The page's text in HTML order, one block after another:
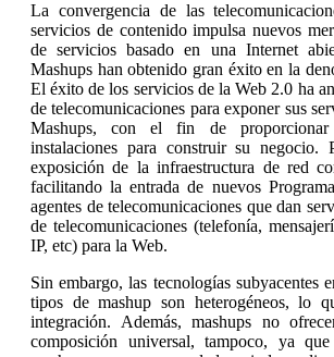
La convergencia de las
servicios de contenido impulsa nuevos
de servicios basado en una Internet
Mashups han obtenido gran éxito en la
El éxito de los servicios de la Web 2.0 ha
de telecomunicaciones para exponer sus
Mashups, con el fin de
instalaciones para construir su negocio.
exposición de la infraestructura de red
facilitando la entrada de nuevos
agentes de telecomunicaciones que dan
de telecomunicaciones (telefonía,
IP, etc) para la Web.
Sin embargo, las tecnologías subyacentes
tipos de mashup son heterogéneos, lo
integración. Además, mashups no
composición universal, tampoco, ya